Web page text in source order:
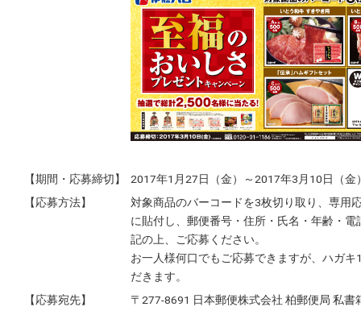
【期間・応募締切】
2017年1月27日（金）～2017年3月10日（
【応募方法】
対象商品のバーコードを3枚切り取り、専用
に貼付し、郵便番号・住所・氏名・年齢・
記の上、ご応募ください。
お一人様何口でもご応募できますが、ハガ
だきます。
【応募宛先】
〒277-8691 日本郵便株式会社 柏郵便局 私書